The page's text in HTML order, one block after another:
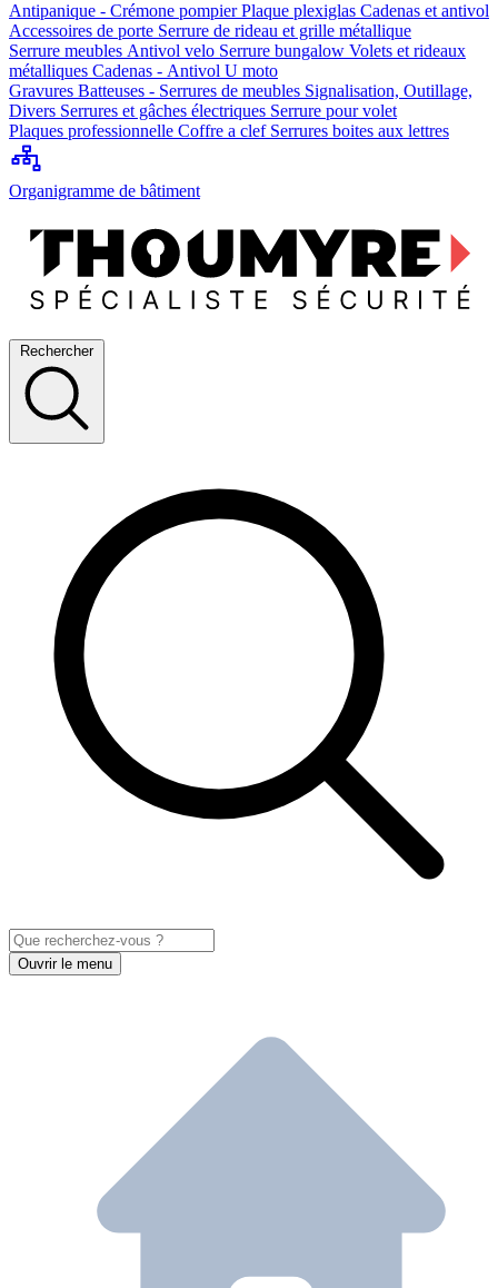
Antipanique - Crémone pompierPlaque plexiglas Cadenas et antivol
Accessoires de porte Serrure de rideau et grille métallique
Serrure meubles Antivol velo Serrure bungalow Volets et rideaux
métalliques Cadenas - Antivol U moto
Gravures Batteuses - Serrures de meubles Signalisation, Outillage,
Divers Serrures et gâches électriques Serrure pour volet
Plaques professionnelle Coffre a clef Serrures boites aux lettres
Organigramme de bâtiment
Rechercher
Ouvrir le menu